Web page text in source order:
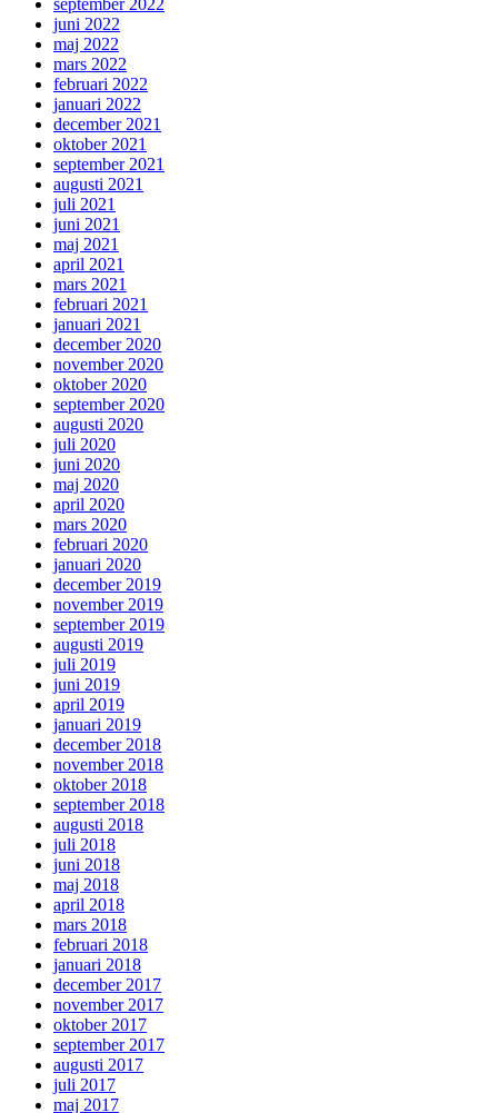
juni 2022
maj 2022
mars 2022
februari 2022
januari 2022
december 2021
oktober 2021
september 2021
augusti 2021
juli 2021
juni 2021
maj 2021
april 2021
mars 2021
februari 2021
januari 2021
december 2020
november 2020
oktober 2020
september 2020
augusti 2020
juli 2020
juni 2020
maj 2020
april 2020
mars 2020
februari 2020
januari 2020
december 2019
november 2019
september 2019
augusti 2019
juli 2019
juni 2019
april 2019
januari 2019
december 2018
november 2018
oktober 2018
september 2018
augusti 2018
juli 2018
juni 2018
maj 2018
april 2018
mars 2018
februari 2018
januari 2018
december 2017
november 2017
oktober 2017
september 2017
augusti 2017
juli 2017
maj 2017